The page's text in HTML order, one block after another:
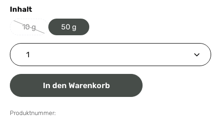
Inhaltauswählen
10 g
(Diese Option ist zurzeit nicht verfügbar.)
50 g
Produkt Anzahl: Gib den gewünschten Wert ein
In den Warenkorb
Produktnummer: